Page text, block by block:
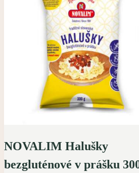
NOVALIM Halušky
bezgluténové v prášku